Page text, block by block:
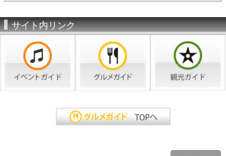
サイト内リンク